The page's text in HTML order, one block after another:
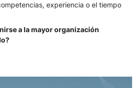
experiencia o el tiempo
a la mayor organización